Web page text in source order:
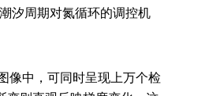
汐周期对氮循环的调控机
像中，可同时呈现上万个检